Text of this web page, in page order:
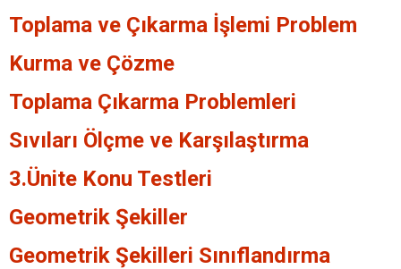
Toplama ve Çıkarma İşlemi Problem
Kurma ve Çözme
Toplama Çıkarma Problemleri
Sıvıları Ölçme ve Karşılaştırma
3.Ünite Konu Testleri
Geometrik Şekiller
Geometrik Şekilleri Sınıflandırma